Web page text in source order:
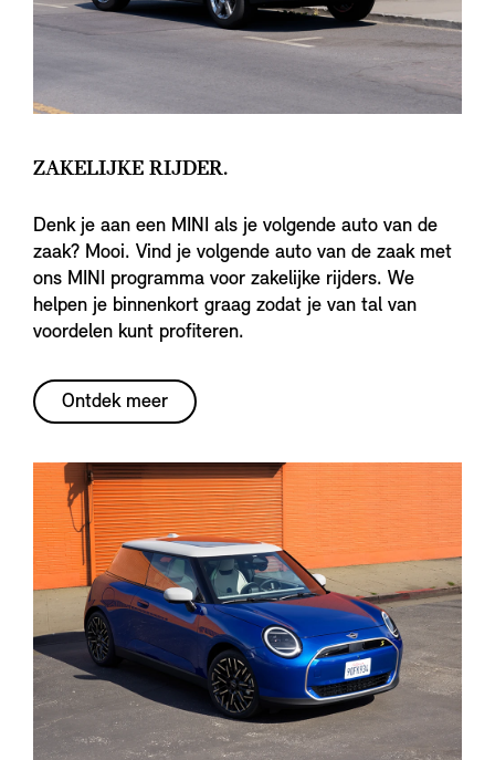
ZAKELIJKE RIJDER.
Denk je aan een MINI als je volgende auto van de
zaak? Mooi. Vind je volgende auto van de zaak met
ons MINI programma voor zakelijke rijders. We
helpen je binnenkort graag zodat je van tal van
voordelen kunt profiteren.
Ontdek meer